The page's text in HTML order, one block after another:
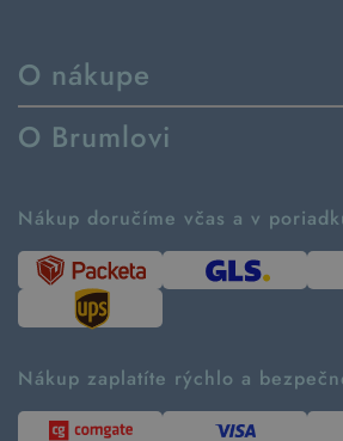
O nákupe
Spôsoby dodania a platby
Vrátenie tovaru a reklamácia
Návod ako nakupovať
Tabuľka veľkostí
Predávané značky
Kontakt
O Brumlovi
Ako tvoríme second hand
Časté otázky
Kde pomáhame
Udržateľnosť
Blog
Pre médiá
Nákup doručíme včas a v
Nákup zaplatíte rýchlo a